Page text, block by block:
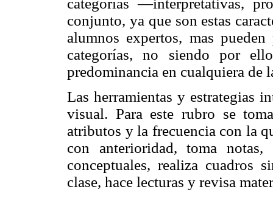
categorías —interpretativas,
conjunto, ya que son estas
alumnos expertos, mas
categorías, no siendo por
predominancia en cualquiera de
Las herramientas y estrategias
visual. Para este rubro se
atributos y la frecuencia con la
con anterioridad, toma notas,
conceptuales, realiza cuadros
clase, hace lecturas y revisa